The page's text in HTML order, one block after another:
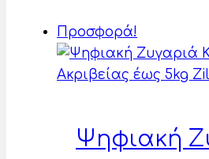
Προσφορά!
Ψηφιακή